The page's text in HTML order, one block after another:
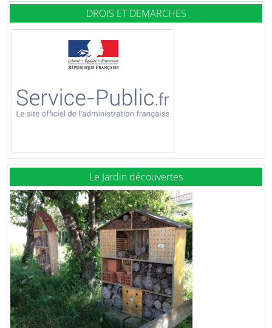
DROIS ET DEMARCHES
Le Jardin découvertes